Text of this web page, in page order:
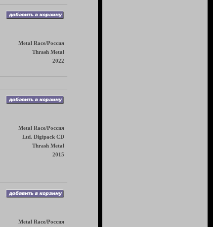
Metal Race/Россия
Thrash Metal
2022
Metal Race/Россия
Ltd. Digipack CD
Thrash Metal
2015
Metal Race/Россия